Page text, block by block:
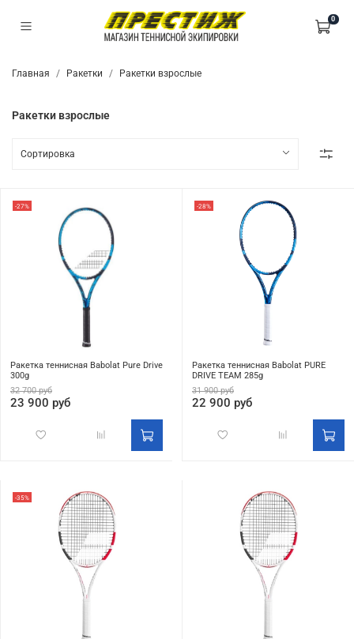
0
Главная Ракетки Ракетки взрослые
Ракетки взрослые
-27%
Ракетка теннисная Babolat Pure Drive
300g
32 700 руб
23 900 руб
-28%
Ракетка теннисная Babolat PURE
DRIVE TEAM 285g
31 900 руб
22 900 руб
-35%